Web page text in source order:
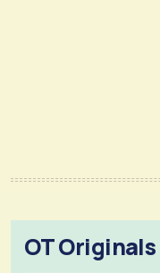
OT Originals